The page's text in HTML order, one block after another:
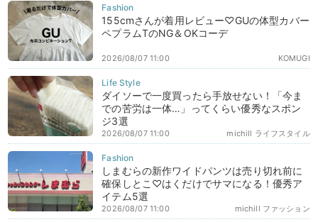
155cmさんが着用レビュー♡GUの体型カバー
ペプラムTのNG＆OKコーデ
KOMUGI
2026/08/07 11:00
ダイソーで一度買ったら手放せない！「今ま
での苦労は一体…」ってくらい優秀なスポン
ジ3選
michill ライフスタイル
2026/08/07 11:00
しまむらの新作ワイドパンツは売り切れ前に
確保しとこ♡はくだけでサマになる！優秀ア
イテム5選
michill ファッション
2026/08/07 11:00